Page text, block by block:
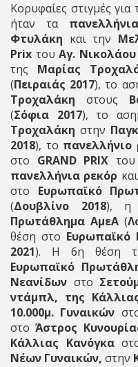
Κορυφαίες στιγμές
ήταν τα
Φτυλάκη και την
Prix του Αγ. Νικολάου
της Μαρίας
(Πειραιάς 2017), το
Τροχαλάκη στους
(Σόφια 2017), το
Τροχαλάκη στην
2018), το πανελλήνιο
στο GRAND PRIX του
πανελλήνια ρεκόρ
στο Ευρωπαϊκό
(Δουβλίνο 2018), η
Πρωτάθλημα ΑμεΑ(
θέση στο Ευρωπαϊκό
2021). Η 6η θέση
Ευρωπαϊκό
Νεανίδων στο
ντάμπλ, της
10.000μ. Γυναικών
στο Άστρος
Κάλλιας Κανόγκα
Νέων Γυναικών, στην